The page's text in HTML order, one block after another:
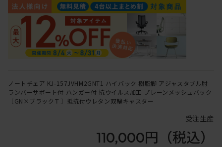
ノートチェア KJ-157JVHM2GNT1 ハイバック 樹脂脚 アジャスタブル肘
ランバーサポート付 ハンガー付 抗ウイルス加工 プレーンメッシュバック
［GN×ブラックＴ］抵抗付ウレタン双輪キャスター
受注生産
110,000円 （税込）